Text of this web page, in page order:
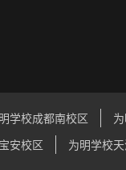
学校成都南校区
安校区 为明学校